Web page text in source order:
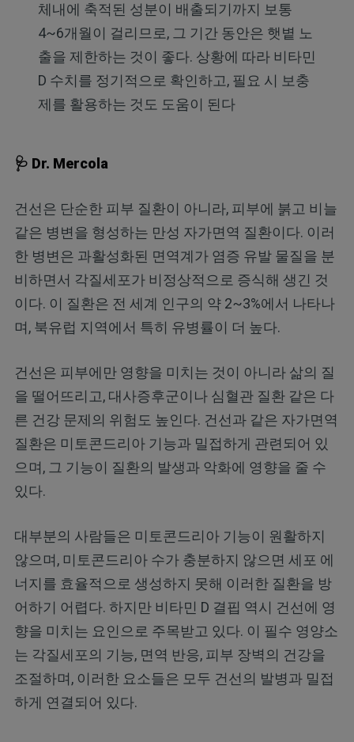
체내에 축적된 성분이 배출되기까지 보통
4~6개월이 걸리므로, 그 기간 동안은 햇볕 노
출을 제한하는 것이 좋다. 상황에 따라 비타민
D 수치를 정기적으로 확인하고, 필요 시 보충
제를 활용하는 것도 도움이 된다
🩺 Dr. Mercola
건선은 단순한 피부 질환이 아니라, 피부에 붉고 비늘
같은 병변을 형성하는 만성 자가면역 질환이다. 이러
한 병변은 과활성화된 면역계가 염증 유발 물질을 분
비하면서 각질세포가 비정상적으로 증식해 생긴 것
이다. 이 질환은 전 세계 인구의 약 2~3%에서 나타나
며, 북유럽 지역에서 특히 유병률이 더 높다.
건선은 피부에만 영향을 미치는 것이 아니라 삶의 질
을 떨어뜨리고, 대사증후군이나 심혈관 질환 같은 다
른 건강 문제의 위험도 높인다. 건선과 같은 자가면역
질환은 미토콘드리아 기능과 밀접하게 관련되어 있
으며, 그 기능이 질환의 발생과 악화에 영향을 줄 수
있다.
대부분의 사람들은 미토콘드리아 기능이 원활하지
않으며, 미토콘드리아 수가 충분하지 않으면 세포 에
너지를 효율적으로 생성하지 못해 이러한 질환을 방
어하기 어렵다. 하지만 비타민 D 결핍 역시 건선에 영
향을 미치는 요인으로 주목받고 있다. 이 필수 영양소
는 각질세포의 기능, 면역 반응, 피부 장벽의 건강을
조절하며, 이러한 요소들은 모두 건선의 발병과 밀접
하게 연결되어 있다.